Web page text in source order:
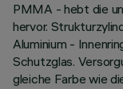
PMMA - hebt die
hervor.
Aluminium -
Schutzglas.
gleiche Farbe wie